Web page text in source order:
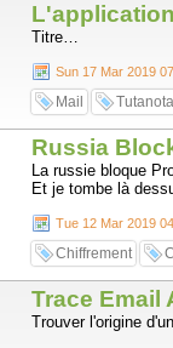
Titre…
Sun 17 Mar 2019
Mail Tutanota
Russia
La russie bloque
Et je tombe là
Tue 12 Mar 2019
Chiffrement
Trace Email
Trouver l'origine